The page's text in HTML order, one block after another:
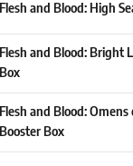
Flesh and Blood: High
Flesh and Blood: Bright
Box
Flesh and Blood:
Booster Box